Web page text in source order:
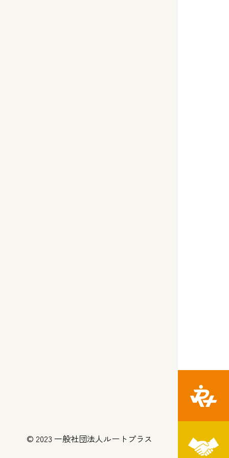
© 2023 一般社団法人ルートプラス